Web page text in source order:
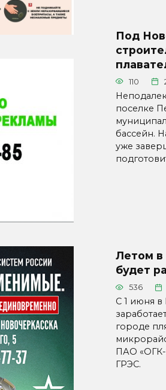
Под
110
поселке
бассейн.
уже
Летом в
будет
536
С 1 июня в
городе
ПАО «ОГК-
ГРЭС.